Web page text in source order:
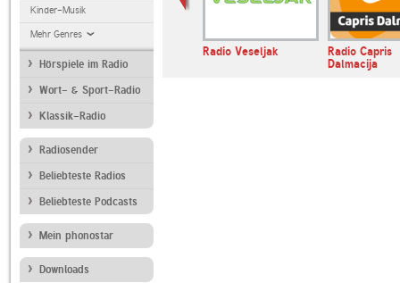
Kinder-Musik
Mehr Genres
Hörspiele im Radio
Wort- & Sport-Radio
Klassik-Radio
Radiosender
Beliebteste Radios
Beliebteste Podcasts
Mein phonostar
Downloads
SWR1 Baden-
Württemberg
Radio Veseljak
Radio Capris
Dalmacija